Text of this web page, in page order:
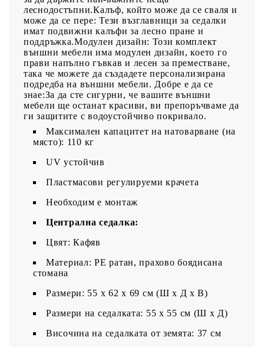
леснодостъпни.Калъф, който може да се сваля и
може да се пере: Тези възглавници за седалки
имат подвижни калъфи за лесно пране и
поддръжка.Модулен дизайн: Този комплект
външни мебели има модулен дизайн, което го
прави напълно гъвкав и лесен за преместване,
така че можете да създадете персонализирана
подредба на външни мебели. Добре е да се
знае:За да сте сигурни, че вашите външни
мебели ще останат красиви, ви препоръчваме да
ги защитите с водоустойчиво покривало.
Максимален капацитет на натоварване (на
място): 110 кг
UV устойчив
Пластмасови регулируеми крачета
Необходим е монтаж
Централна седалка:
Цвят: Кафяв
Материал: PE ратан, прахово боядисана
стомана
Размери: 55 x 62 x 69 см (Ш x Д x В)
Размери на седалката: 55 x 55 cм (Ш x Д)
Височина на седалката от земята: 37 см